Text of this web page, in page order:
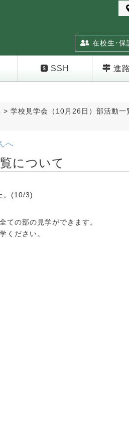
在校生･保
SSH 進
> 学校見学会（10月26日）部活動一
へ
について
。(10/3)
ての部の見学ができます。
ください。